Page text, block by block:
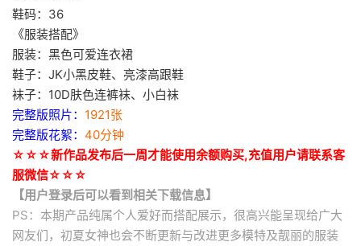
鞋码：36
《服装搭配》
服装：黑色可爱连衣裙
鞋子：JK小黑皮鞋、亮漆高跟鞋
袜子：10D肤色连裤袜、小白袜
完整版照片： 1921张
完整版花絮： 40分钟
☆☆☆新作品发布后一周才能使用余额购买,充值用户请联系客
服微信☆☆☆
【用户登录后可以看到相关下载信息】
PS：本期产品纯属个人爱好而搭配展示，很高兴能呈现给广大
网友们，初夏女神也会不断更新与改进更多模特及靓丽的服装